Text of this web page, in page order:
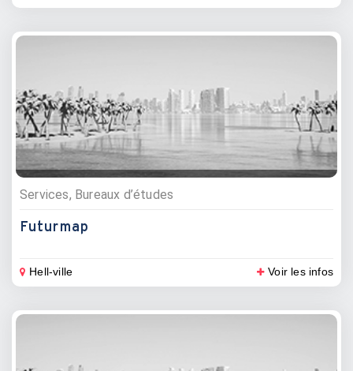
Services, Bureaux d’études
Futurmap
Hell-ville Voir les infos